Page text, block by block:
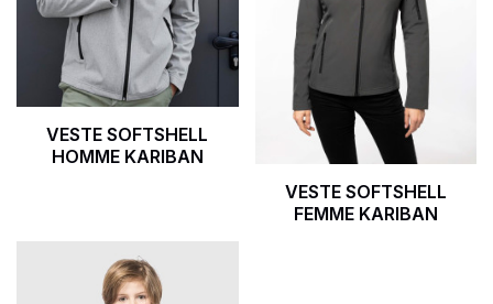
VESTE SOFTSHELL
HOMME KARIBAN
VESTE SOFTSHELL
FEMME KARIBAN
Go to product page